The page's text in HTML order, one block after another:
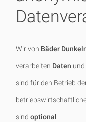
Wir von Bäder
verarbeiten Daten und
sind für den Betrieb
sind optional